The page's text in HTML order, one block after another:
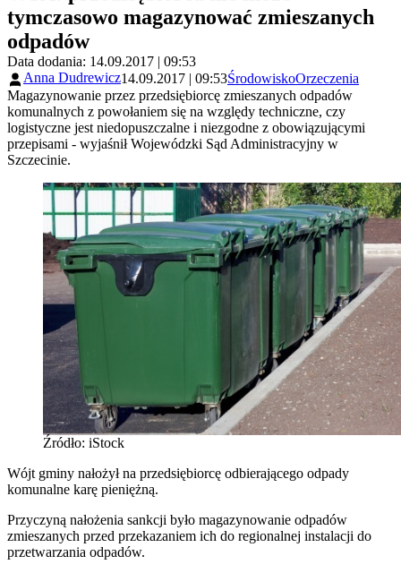
tymczasowo magazynować zmieszanych
odpadów
Data dodania: 14.09.2017 | 09:53
Anna Dudrewicz14.09.2017 | 09:53ŚrodowiskoOrzeczenia
Magazynowanie przez przedsiębiorcę zmieszanych odpadów
komunalnych z powołaniem się na względy techniczne, czy
logistyczne jest niedopuszczalne i niezgodne z obowiązującymi
przepisami - wyjaśnił Wojewódzki Sąd Administracyjny w
Szczecinie.
Źródło: iStock
Wójt gminy nałożył na przedsiębiorcę odbierającego odpady
komunalne karę pieniężną.
Przyczyną nałożenia sankcji było magazynowanie odpadów
zmieszanych przed przekazaniem ich do regionalnej instalacji do
przetwarzania odpadów.